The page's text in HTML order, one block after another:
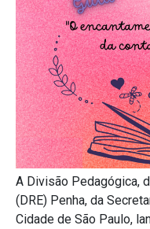
A Divisão Pedagógica,
(DRE) Penha, da
Cidade de São Paulo,